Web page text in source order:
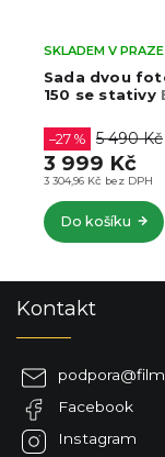
Sada dvou
150 se stativy
SKLADEM V PRAZE
3 304,96 Kč bez DPH
–27 % 5 490 Kč
3 999 Kč
Do košíku
Kontakt
podpora@
Facebook
Instagram